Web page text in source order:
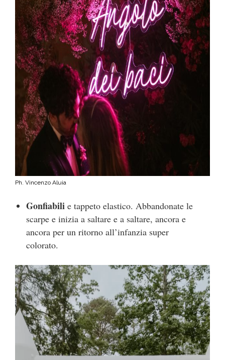
Ph. Vincenzo Aluia
Gonfiabilie tappeto elastico. Abbandonate le
scarpe e inizia a saltare e a saltare, ancora e
ancora per un ritorno all’infanzia super
colorato.